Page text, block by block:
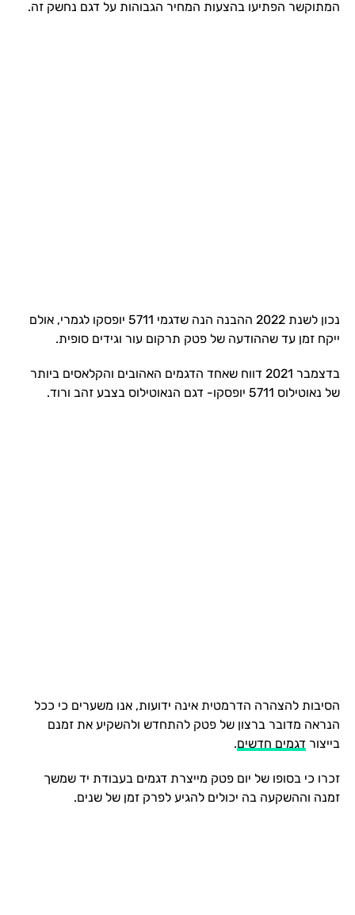
המתוקשר הפתיעו בהצעות המחיר הגבוהות על דגם נחשק זה.
נכון לשנת 2022 ההבנה הנה שדגמי 5711 יופסקו לגמרי, אולם
ייקח זמן עד שההודעה של פטק תרקום עור וגידים סופית.
בדצמבר 2021 דווח שאחד הדגמים האהובים והקלאסים ביותר
של נאוטילוס 5711 יופסקו- דגם הנאוטילוס בצבע זהב ורוד.
הסיבות להצהרה הדרמטית אינה ידועות, אנו משערים כי ככל
הנראה מדובר ברצון של פטק להתחדש ולהשקיע את זמנם
בייצור דגמים חדשים.
זכרו כי בסופו של יום פטק מייצרת דגמים בעבודת יד שמשך
זמנה וההשקעה בה יכולים להגיע לפרק זמן של שנים.